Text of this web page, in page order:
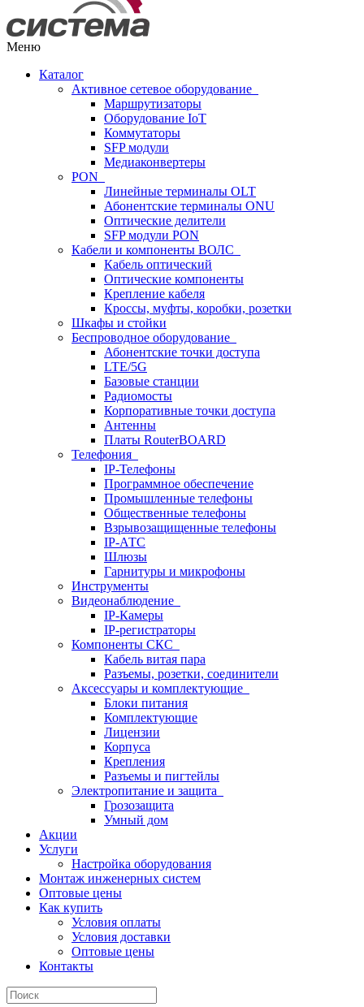
Меню
Каталог
Активное сетевое оборудование
Маршрутизаторы
Оборудование IoT
Коммутаторы
SFP модули
Медиаконвертеры
PON
Линейные терминалы OLT
Абонентские терминалы ONU
Оптические делители
SFP модули PON
Кабели и компоненты ВОЛС
Кабель оптический
Оптические компоненты
Крепление кабеля
Кроссы, муфты, коробки, розетки
Шкафы и стойки
Беспроводное оборудование
Абонентские точки доступа
LTE/5G
Базовые станции
Радиомосты
Корпоративные точки доступа
Антенны
Платы RouterBOARD
Телефония
IP-Телефоны
Программное обеспечение
Промышленные телефоны
Общественные телефоны
Взрывозащищенные телефоны
IP-АТС
Шлюзы
Гарнитуры и микрофоны
Инструменты
Видеонаблюдение
IP-Камеры
IP-регистраторы
Компоненты СКС
Кабель витая пара
Разъемы, розетки, соединители
Аксессуары и комплектующие
Блоки питания
Комплектующие
Лицензии
Корпуса
Крепления
Разъемы и пигтейлы
Электропитание и защита
Грозозащита
Умный дом
Акции
Услуги
Настройка оборудования
Монтаж инженерных систем
Оптовые цены
Как купить
Условия оплаты
Условия доставки
Оптовые цены
Контакты